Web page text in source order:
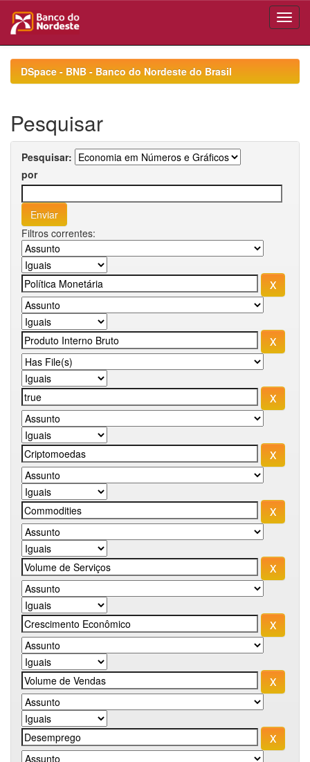
navigationDSpace - BNB - Banco do Nordeste do Brasil
Pesquisar
Pesquisar:
por
Filtros correntes: